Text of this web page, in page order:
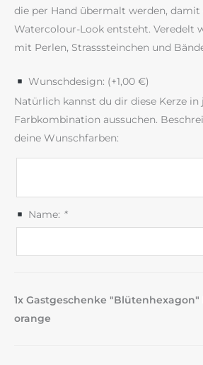
die per Hand übermalt werden,
Watercolour-Look entsteht. Veredelt
mit Perlen, Strasssteinchen und
Wunschdesign: (+1,00 €)
Natürlich kannst du dir diese Kerze
Farbkombination aussuchen.
deine Wunschfarben:
Name: *
1x Gastgeschenke
orange